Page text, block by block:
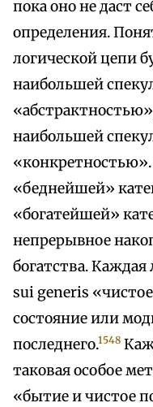
пока оно не даст
определения.
логической цепи
наибольшей
наибольшей
«беднейшей»
«богатейшей»
непрерывное
богатства. Каждая
sui generis
состояние или
последнего.1548
таковая особое
«бытие и чистое